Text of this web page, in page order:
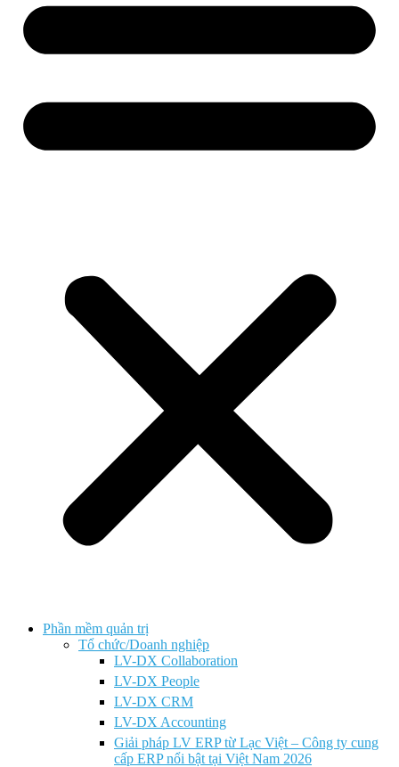
Phần mềm quản trị
Tổ chức/Doanh nghiệp
LV-DX Collaboration
LV-DX People
LV-DX CRM
LV-DX Accounting
Giải pháp LV ERP từ Lạc Việt – Công ty cung
cấp ERP nổi bật tại Việt Nam 2026